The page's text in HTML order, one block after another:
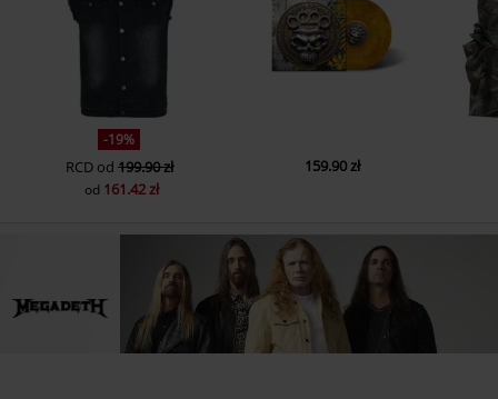
-19%
RCD od 199.90 zł
od 161.42 zł
159.90 zł